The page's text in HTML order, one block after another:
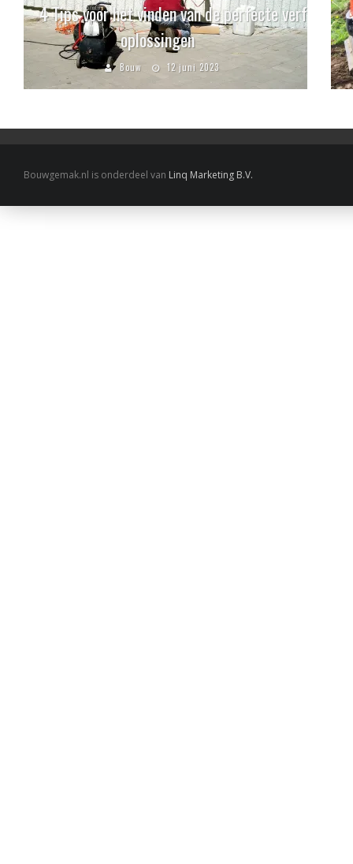
4 Tips voor het vinden van de perfecte verf
oplossingen
Bouw 12 juni 2023
Bouwgemak.nl is onderdeel van Linq Marketing B.V.